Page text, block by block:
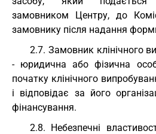
замовником Центру, до
замовнику після надання
2.7. Замовник клінічного
- юридична або фізична
початку клінічного
і відповідає за його
фінансування.
2.8. Небезпечні